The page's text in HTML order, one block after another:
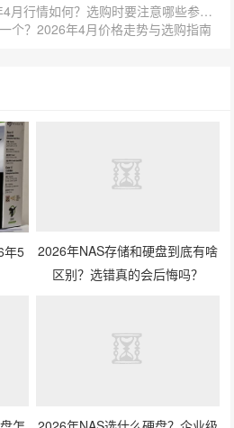
上一篇：ST监控硬盘2026年4月行情如何？选购时要注意哪些参数？
个？2026年4月价格走势与选购指南
年5
2026年NAS存储和硬盘到底有啥
区别？选错真的会后悔吗？